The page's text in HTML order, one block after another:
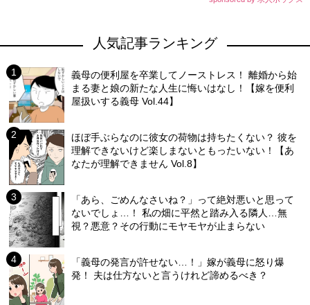
人気記事ランキング
義母の便利屋を卒業してノーストレス！ 離婚から始
まる妻と娘の新たな人生に悔いはなし！【嫁を便利
屋扱いする義母 Vol.44】
ほぼ手ぶらなのに彼女の荷物は持ちたくない？ 彼を
理解できないけど楽しまないともったいない！【あ
なたが理解できません Vol.8】
「あら、ごめんなさいね？」って絶対悪いと思って
ないでしょ…！ 私の畑に平然と踏み入る隣人…無
視？悪意？その行動にモヤモヤが止まらない
「義母の発言が許せない…！」嫁が義母に怒り爆
発！ 夫は仕方ないと言うけれど諦めるべき？